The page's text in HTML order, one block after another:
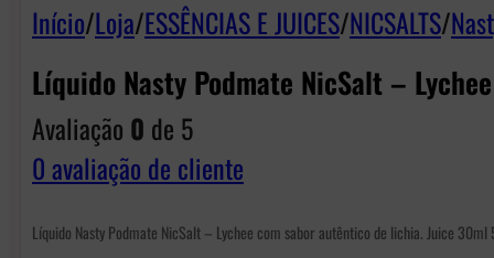
Início/Loja/ESSÊNCIAS E JUICES/NICSALTS/
Líquido Nasty Podmate NicSalt – Lychee
Avaliação 0 de 5
0avaliação de cliente
Líquido Nasty Podmate NicSalt – Lychee com sabor autêntico de lichia. Juice